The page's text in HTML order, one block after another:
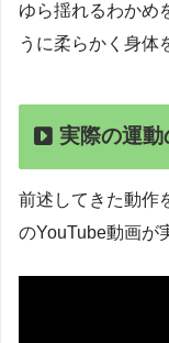
ゆら揺れるわかめ
うに柔らかく身体
実際の運動
前述してきた動作
のYouTube動画が